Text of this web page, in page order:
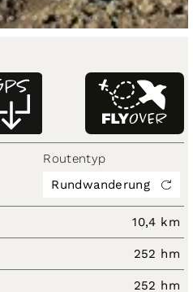
Routentyp
Rundwanderung
10,4 km
252 hm
252 hm